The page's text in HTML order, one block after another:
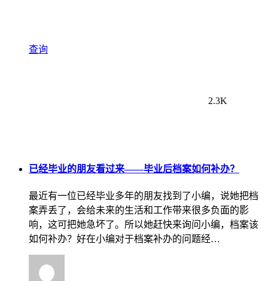
查询
2.3K
已经毕业的朋友看过来——毕业后档案如何补办？
最近有一位已经毕业多年的朋友找到了小编，说她把档
案弄丢了，会给未来的生活和工作带来很多负面的影
响，这可把她急坏了。所以她赶快来询问小编，档案该
如何补办？好在小编对于档案补办的问题经…